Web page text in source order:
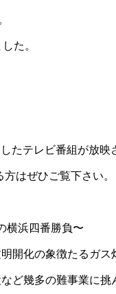
。
た。
たテレビ番組が放映
はぜひご覧下さい。
横浜四番勝負〜
開化の象徴たるガス
ど幾多の難事業に挑